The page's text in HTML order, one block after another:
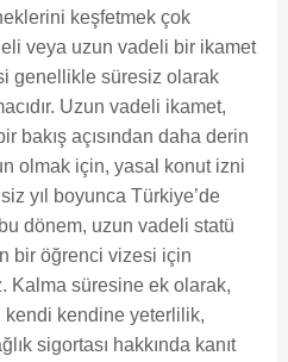
keşfetmek çok
veya uzun vadeli bir ikamet
genellikle süresiz olarak
Uzun vadeli ikamet,
bakış açısından daha derin
olmak için, yasal konut izni
yıl boyunca Türkiye’de
dönem, uzun vadeli statü
bir öğrenci vizesi için
Kalma süresine ek olarak,
kendine yeterlilik,
sigortası hakkında kanıt